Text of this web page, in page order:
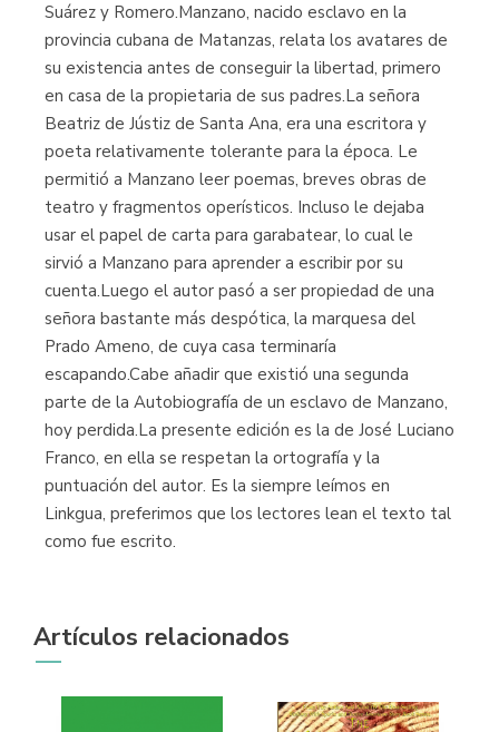
Suárez y Romero.Manzano, nacido esclavo en la
provincia cubana de Matanzas, relata los avatares de
su existencia antes de conseguir la libertad, primero
en casa de la propietaria de sus padres.La señora
Beatriz de Jústiz de Santa Ana, era una escritora y
poeta relativamente tolerante para la época. Le
permitió a Manzano leer poemas, breves obras de
teatro y fragmentos operísticos. Incluso le dejaba
usar el papel de carta para garabatear, lo cual le
sirvió a Manzano para aprender a escribir por su
cuenta.Luego el autor pasó a ser propiedad de una
señora bastante más despótica, la marquesa del
Prado Ameno, de cuya casa terminaría
escapando.Cabe añadir que existió una segunda
parte de la Autobiografía de un esclavo de Manzano,
hoy perdida.La presente edición es la de José Luciano
Franco, en ella se respetan la ortografía y la
puntuación del autor. Es la siempre leímos en
Linkgua, preferimos que los lectores lean el texto tal
como fue escrito.
Artículos relacionados